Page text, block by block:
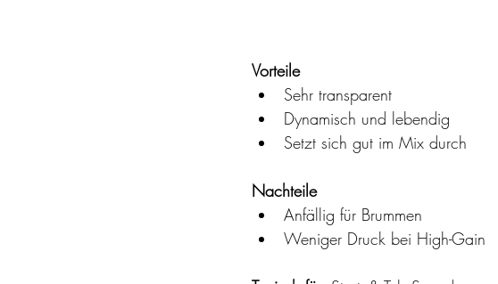
Vorteile
Sehr transparent
Dynamisch und lebendig
Setzt sich gut im Mix durch
Nachteile
Anfällig für Brummen
Weniger Druck bei High-Gain